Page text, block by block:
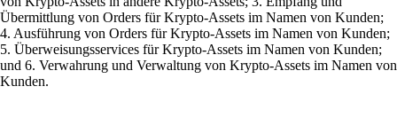
Übermittlung von Orders für Krypto-Assets im Namen von Kunden;
4. Ausführung von Orders für Krypto-Assets im Namen von Kunden;
5. Überweisungsservices für Krypto-Assets im Namen von Kunden;
und 6. Verwahrung und Verwaltung von Krypto-Assets im Namen von
Kunden.